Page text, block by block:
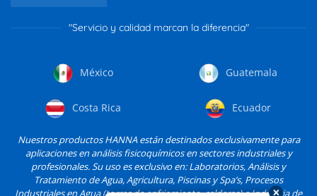
"Servicio y calidad marcan la diferencia"
México Guatemala
Costa Rica Ecuador
Nuestros productos HANNA están destinados exclusivamente para
aplicaciones en análisis fisicoquímicos en sectores industriales y
profesionales. Su uso es exclusivo en: Laboratorios, Análisis y
Tratamiento de Agua, Agricultura, Piscinas y Spa’s, Procesos
Industriales en Agua (torres de enfriamiento, calderas) e Industria de